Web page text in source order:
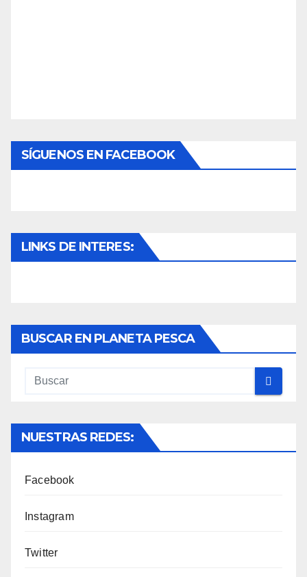
SÍGUENOS EN FACEBOOK
LINKS DE INTERES:
BUSCAR EN PLANETA PESCA
NUESTRAS REDES:
Facebook
Instagram
Twitter